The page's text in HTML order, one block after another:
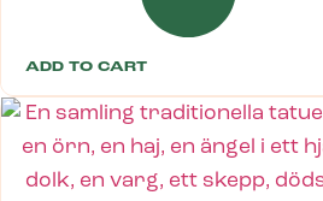
ADD TO CART